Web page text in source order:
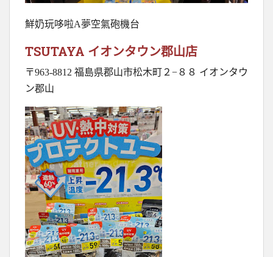
鮮奶玩哆啦A夢空氣砲機台
TSUTAYA イオンタウン郡山店
〒963-8812 福島県郡山市松木町２−８８ イオンタウ
ン郡山